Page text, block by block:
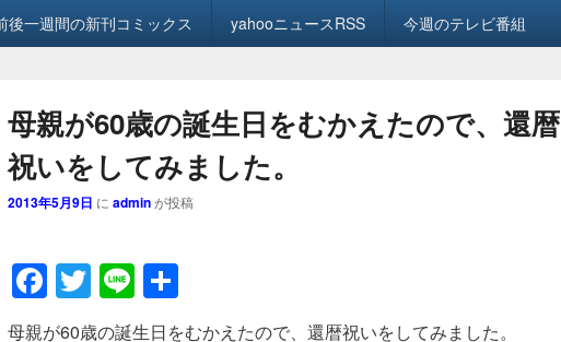
後一週間の新刊コミックス yahooニュースRSS 今週のテレビ番組
母親が60歳の誕生日をむかえたので、還暦
祝いをしてみました。
2013年5月9日 に adminが投稿
F
a
T
wi
Li
n 有
母親が60歳の誕生日をむかえたので、還暦祝いをしてみました。